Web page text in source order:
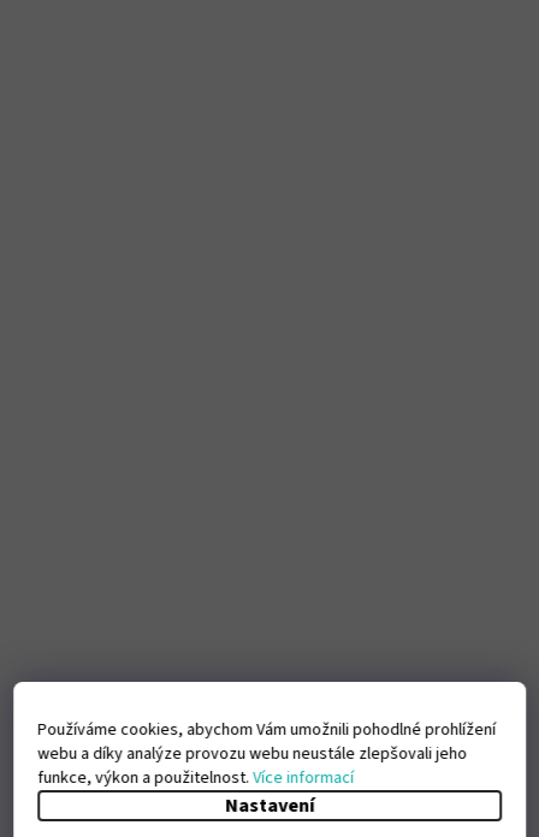
Používáme cookies, abychom Vám umožnili pohodlné prohlížení
webu a díky analýze provozu webu neustále zlepšovali jeho
funkce, výkon a použitelnost.Více informací
Nastavení